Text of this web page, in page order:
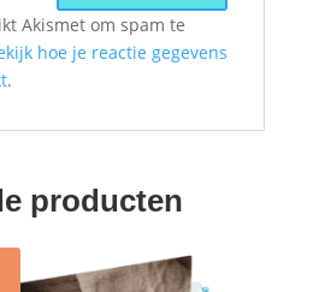
Akismet om spam te
hoe je reactie gegevens
.
producten